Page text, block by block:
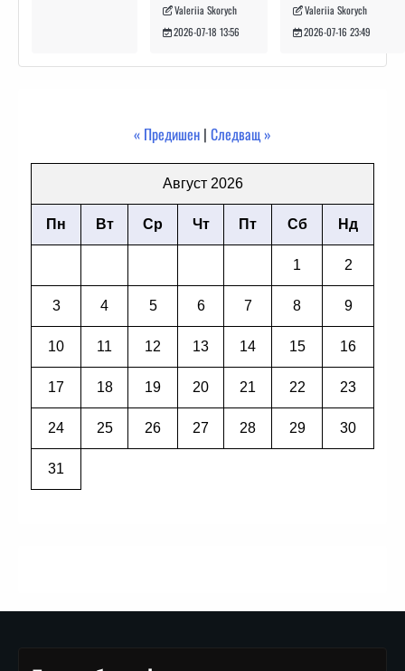
Valeriia Skorych
2026-07-18 13:56
Valeriia Skorych
2026-07-16 23:49
« Предишен | Следващ »
Август 2026
Пн Вт Ср Чт Пт Сб Нд
1 2
3 4 5 6 7 8 9
10 11 12 13 14 15 16
17 18 19 20 21 22 23
24 25 26 27 28 29 30
31